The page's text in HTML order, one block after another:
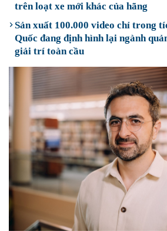
trên loạt xe mới khác của hãng
Sản xuất 100.000 video chỉ trong
Quốc đang định hình lại ngành
giải trí toàn cầu